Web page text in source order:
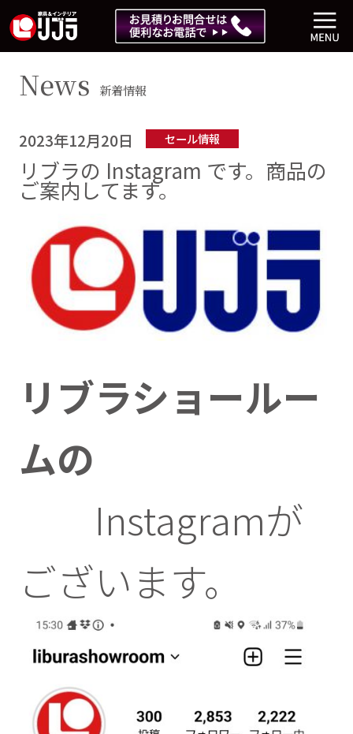
News 新着情報
セール情報
2023年12月20日
リブラの Instagram です。商品の
ご案内してます。
リブラショールー
ムの
Instagramが
ございます。